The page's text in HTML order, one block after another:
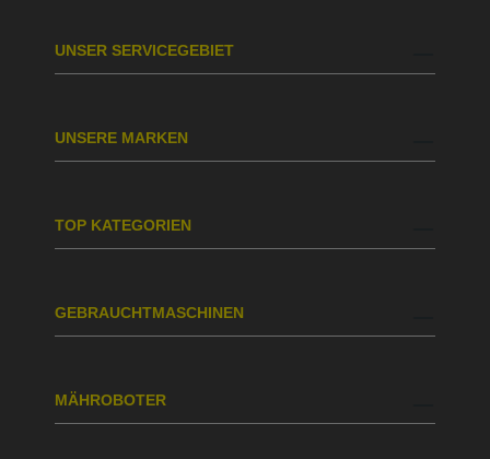
UNSER SERVICEGEBIET
UNSERE MARKEN
TOP KATEGORIEN
GEBRAUCHTMASCHINEN
MÄHROBOTER